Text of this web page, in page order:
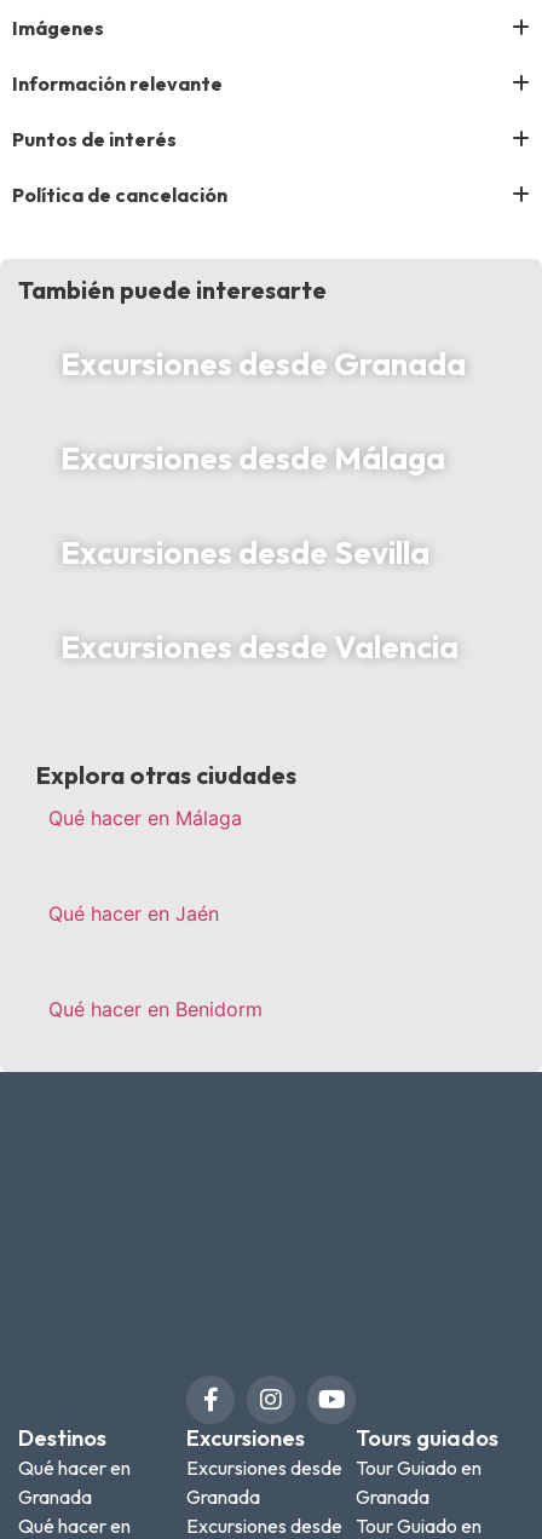
Imágenes
Información relevante
Puntos de interés
Política de cancelación
También puede interesarte
Excursiones desde Granada
Excursiones desde Málaga
Excursiones desde Sevilla
Excursiones desde Valencia
Explora otras ciudades
Qué hacer en Málaga
Qué hacer en Jaén
Qué hacer en Benidorm
Destinos
Qué hacer en
Granada
Qué hacer en
Excursiones
Excursiones desde
Granada
Excursiones desde
Tours guiados
Tour Guiado en
Granada
Tour Guiado en